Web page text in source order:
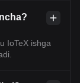
IoTeX ishga